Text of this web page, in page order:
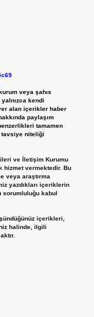
veya şahıs
kendi
yer alan içerikler haber
paylaşım
tamamen
niteliği
ve İletişim Kurumu
hizmet vermektedir. Bu
veya araştırma
yazdıkları içeriklerin
sorumluluğu kabul
içerikleri,
halinde, ilgili